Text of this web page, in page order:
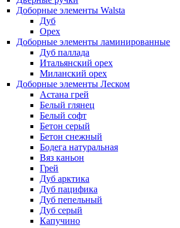
Доборные элементы Walsta
Дуб
Орех
Доборные элементы ламинированные
Дуб паллада
Итальянский орех
Миланский орех
Доборные элементы Леском
Астана грей
Белый глянец
Белый софт
Бетон серый
Бетон снежный
Бодега натуральная
Вяз каньон
Грей
Дуб арктика
Дуб пацифика
Дуб пепельный
Дуб серый
Капучино